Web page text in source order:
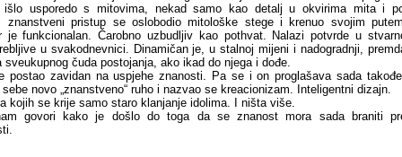
usporedo s mitovima, nekad samo kao detalj u okvirima mita i
znanstveni pristup se oslobodio mitološke stege i krenuo svojim
je funkcionalan. Čarobno uzbudljiv kao pothvat. Nalazi potvrde u
u svakodnevnici. Dinamičan je, u stalnoj mijeni i nadogradnji,
sveukupnog čuda postojanja, ako ikad do njega i dođe.
postao zavidan na uspjehe znanosti. Pa se i on proglašava sada
novo „znanstveno“ ruho i nazvao se kreacionizam. Inteligentni dizajn.
kojih se krije samo staro klanjanje idolima. I ništa više.
govori kako je došlo do toga da se znanost mora sada braniti